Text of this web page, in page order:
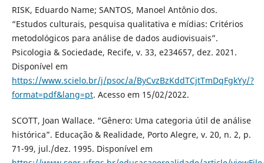
RISK, Eduardo Name; SANTOS, Manoel Antônio dos.
“Estudos culturais, pesquisa qualitativa e mídias: Critérios
metodológicos para análise de dados audiovisuais”.
Psicologia & Sociedade, Recife, v. 33, e234657, dez. 2021.
Disponível em
https://www.scielo.br/j/psoc/a/ByCvzBzKddTCjtTmDqFgkYy/?
format=pdf&lang=pt. Acesso em 15/02/2022.
SCOTT, Joan Wallace. “Gênero: Uma categoria útil de análise
histórica”. Educação & Realidade, Porto Alegre, v. 20, n. 2, p.
71-99, jul./dez. 1995. Disponível em